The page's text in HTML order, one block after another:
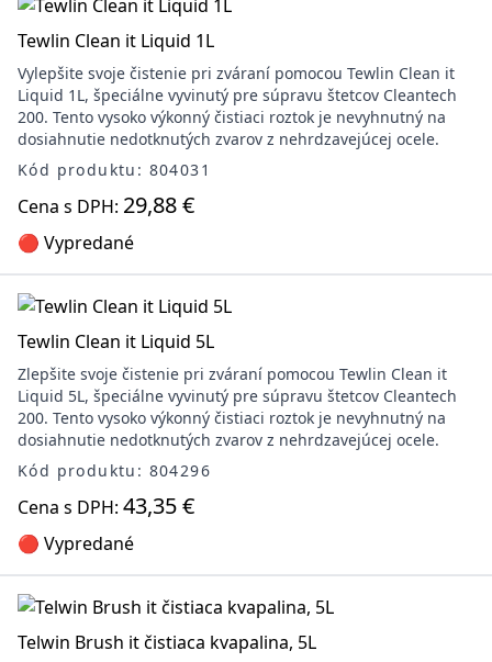
Tewlin Clean it Liquid 1L
Vylepšite svoje čistenie pri zváraní pomocou Tewlin Clean it
Liquid 1L, špeciálne vyvinutý pre súpravu štetcov Cleantech
200. Tento vysoko výkonný čistiaci roztok je nevyhnutný na
dosiahnutie nedotknutých zvarov z nehrdzavejúcej ocele.
Kód produktu: 804031
Cena s DPH: 29,88 €
🔴 Vypredané
Tewlin Clean it Liquid 5L
Zlepšite svoje čistenie pri zváraní pomocou Tewlin Clean it
Liquid 5L, špeciálne vyvinutý pre súpravu štetcov Cleantech
200. Tento vysoko výkonný čistiaci roztok je nevyhnutný na
dosiahnutie nedotknutých zvarov z nehrdzavejúcej ocele.
Kód produktu: 804296
Cena s DPH: 43,35 €
🔴 Vypredané
Telwin Brush it čistiaca kvapalina, 5L